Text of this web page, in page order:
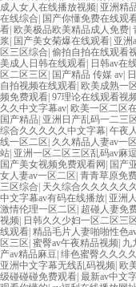
成人女人在线播放视频| 亚洲精
在线综合| 国产你懂免费在线观
看| 欧美极品欧美精品成人免费|
浆| 国产美女菊爆在线观看| 亚洲
区三区综合| 偷拍自拍在线观看
美成人日韩在线观看| 日韩av在
区二区三区| 国产精品 传媒 av|
自拍视频在线观看| 欧美成熟一
频免费观看| 97理论在线观看视
久久中文字幕av| 欧美一区二区
国产精品| 亚洲日产乱码一二三
综合久久久久久中文字幕| 午夜
线一区二区| 久久精品人妻av一
站| 亚洲一区二区三区乱码av麻逗
国产美女视频免费观看网| 国产
女人妻av一区二区| 青青草原免
三区综合| 天久综合久久久久久
中文字幕av有码在线播放| 亚洲
激情伦理一区二区| 超碰人妻免
视频| 日韩久久少妇一区二区三
线观看| 精品毛片人妻啪啪性色
区三区| 蜜臀av午夜精品视频| 九
产av精品麻豆| 绯色蜜臀久久久
亚洲中文字幕无线乱码视频| 欧
级碰碰碰免费观看| 最新av中文